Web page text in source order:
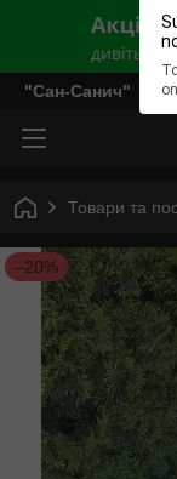
"Сан-Санич"
Товари та
–20%